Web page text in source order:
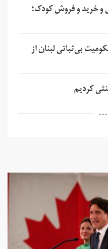
خرید و فروش کودک؛
بی‌ثباتی لبنان از
کردیم